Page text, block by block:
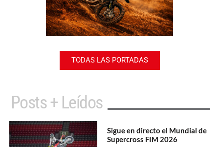
TODAS LAS PORTADAS
Posts + Leídos
Sigue en directo el Mundial de
Supercross FIM 2026